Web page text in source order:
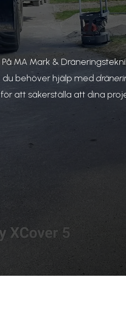
På MA Mark &
du behöver hjälp med
för att säkerställa att dina